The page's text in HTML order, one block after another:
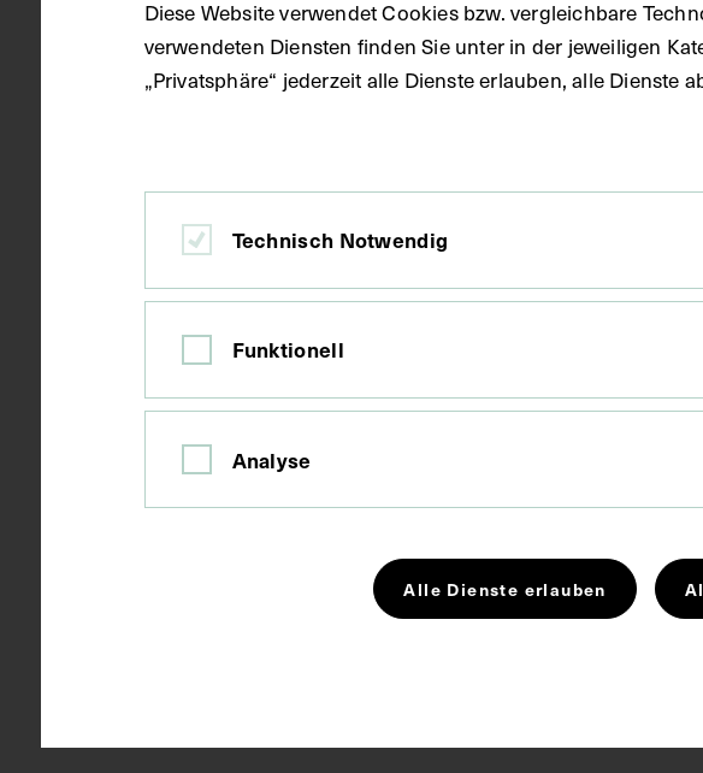
Wien
Bildmaß 18 x 17,9 cm
Hochschullehrer
Diese Website verwendet Cookies bzw. vergleichbare
verwendeten Diensten finden Sie unter in der jeweiligen
„Privatsphäre“ jederzeit alle Dienste erlauben, alle
Technisch Notwendig
Funktionell
Analyse
Alle Dienste erlauben